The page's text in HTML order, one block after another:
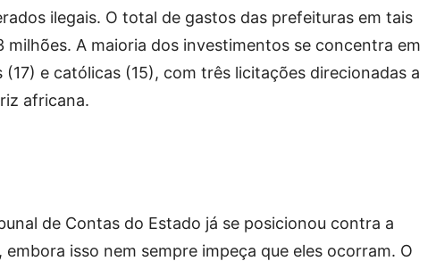
ilegais. O total de gastos das prefeituras em tais
milhões. A maioria dos investimentos se concentra em
(17) e católicas (15), com três licitações direcionadas a
africana.
de Contas do Estado já se posicionou contra a
embora isso nem sempre impeça que eles ocorram. O